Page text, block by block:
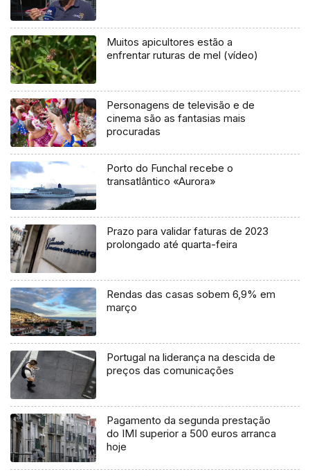
Muitos apicultores estão a
enfrentar ruturas de mel (vídeo)
Personagens de televisão e de
cinema são as fantasias mais
procuradas
Porto do Funchal recebe o
transatlântico «Aurora»
Prazo para validar faturas de 2023
prolongado até quarta-feira
Rendas das casas sobem 6,9% em
março
Portugal na liderança na descida de
preços das comunicações
Pagamento da segunda prestação
do IMI superior a 500 euros arranca
hoje